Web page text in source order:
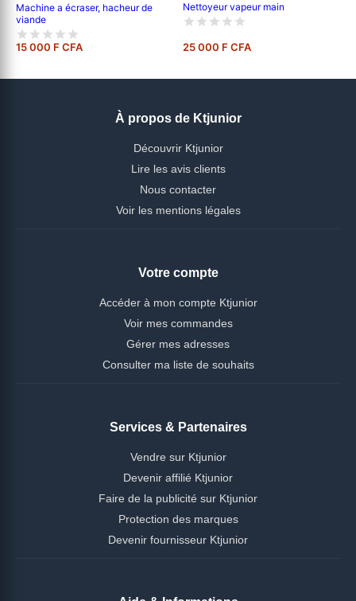
Machine a écraser, hacheur de
viande
15 000 F CFA
Nettoyeur vapeur main
25 000 F CFA
À propos de Ktjunior
Découvrir Ktjunior
Lire les avis clients
Nous contacter
Voir les mentions légales
Votre compte
Accéder à mon compte Ktjunior
Voir mes commandes
Gérer mes adresses
Consulter ma liste de souhaits
Services & Partenaires
Vendre sur Ktjunior
Devenir affilié Ktjunior
Faire de la publicité sur Ktjunior
Protection des marques
Devenir fournisseur Ktjunior